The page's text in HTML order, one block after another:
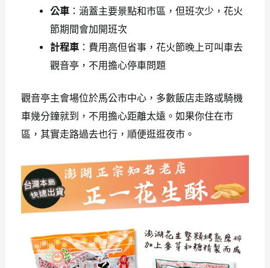
公車：涵蓋主要景點和市區，但班次少，花火
節期間會加開班次
計程車：費用高但省事，花火節晚上可叫車去
觀音亭，不用擔心停車問題
觀音亭主會場位於馬公市中心，多數飯店走路或騎機
車幾分鐘就到，不用擔心距離太遠。如果你住在市
區，其實走路過去也行，順便逛逛夜市。